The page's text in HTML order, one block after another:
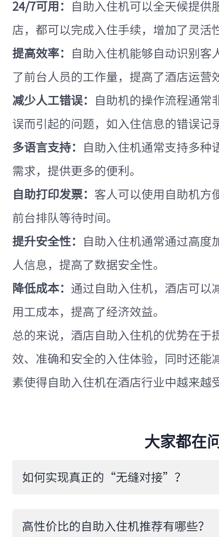
24/7可用：
自助入住机可以全天候提供
店，都可以完成入住手续，增加了灵活
提高效率：
自助入住机能够自动识别客
了前台人员的工作量，提高了酒店运营
减少人工错误：
自助机的操作流程通常
误而引起的问题，如入住信息的错误记
多语言支持：
自助入住机通常支持多种
需求，提供更多的便利。
自助打印发票： 客人可以使用自助机方
前台排队等待时间。
提升安全性：
自助入住机通常通过高度
人信息，提高了数据安全性。
降低成本： 通过自助入住机，酒店可以
用工成本，提高了经济效益。
总的来说，酒店自助入住机的优势在于
效、准确和安全的入住体验，同时还能
素使得自助入住机在酒店行业中越来越
大家都在
如何实现真正的“无缝对接”？
高性价比的自助入住机推荐有哪些？